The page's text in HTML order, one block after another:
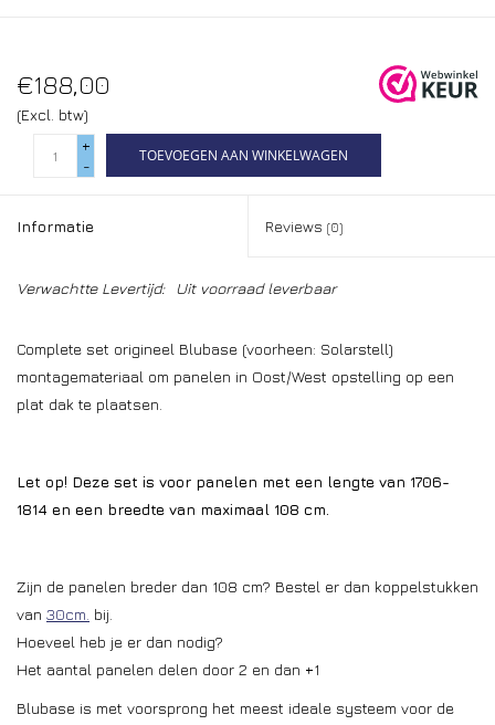
€188,00
(Excl. btw)
+
-
TOEVOEGEN AAN WINKELWAGEN
Informatie Reviews (0)
Verwachtte Levertijd: Uit voorraad leverbaar
Complete set origineel Blubase (voorheen: Solarstell)
montagemateriaal om panelen in Oost/West opstelling op een
plat dak te plaatsen.
Let op! Deze set is voor panelen met een lengte van 1706-
1814 en een breedte van maximaal 108 cm.
Zijn de panelen breder dan 108 cm? Bestel er dan koppelstukken
van 30cm. bij.
Hoeveel heb je er dan nodig?
Het aantal panelen delen door 2 en dan +1
Blubase is met voorsprong het meest ideale systeem voor de